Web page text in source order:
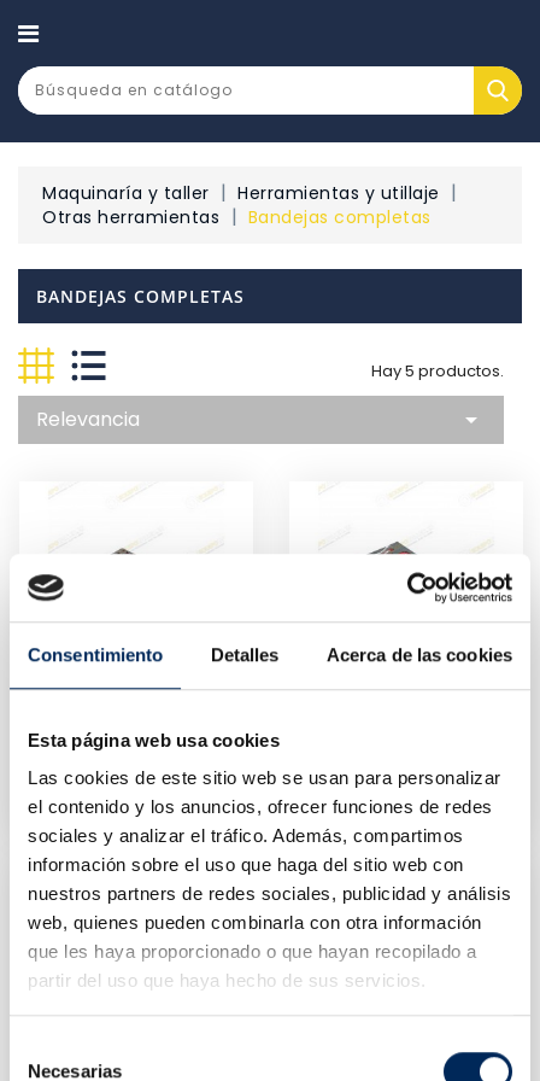
Consentimiento Detalles Acerca de las cookies
Esta página web usa cookies
Las cookies de este sitio web se usan para personalizar
el contenido y los anuncios, ofrecer funciones de redes
sociales y analizar el tráfico. Además, compartimos
información sobre el uso que haga del sitio web con
nuestros partners de redes sociales, publicidad y análisis
web, quienes pueden combinarla con otra información
que les haya proporcionado o que hayan recopilado a
partir del uso que haya hecho de sus servicios.
Necesarias
CATEGORÍA
Maquinaría y taller
Herramientas y utillaje
Otras herramientas
Bandejas completas
BANDEJAS COMPLETAS
Hay 5 productos.
Relevancia 
Juegos De Llaves, Vasos Y Torx
10/TBRT1302
55,44 €Precio
10/TBRT1305
57,23 €Precio